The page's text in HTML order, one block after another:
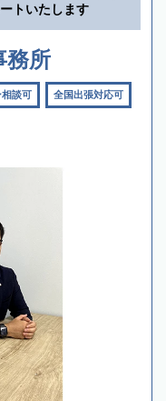
トいたします
務所
相談可 全国出張対応可